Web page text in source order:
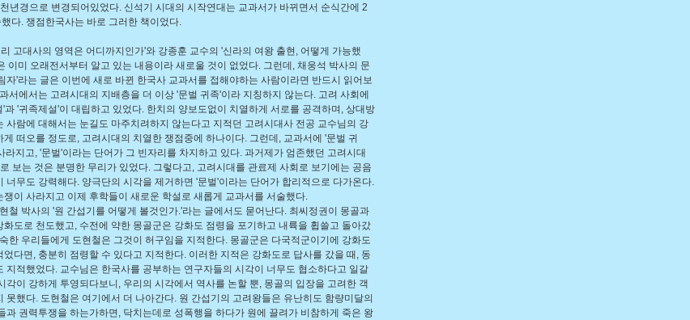
년경으로 변경되어있었다. 신석기 시대의 시작연대는 교과서가 바뀌면서 순식간에 2
다. 쟁점한국사는 바로 그러한 책이었다.
고대사의 영역은 어디까지인가'와 강종훈 교수의 '신라의 여왕 출현, 어떻게 가능했
이미 오래전서부터 알고 있는 내용이라 새로울 것이 없었다. 그런데, 채웅석 박사의 문
자'라는 글은 이번에 새로 바뀐 한국사 교과서를 접해야하는 사람이라면 반드시 읽어보
서에서는 고려시대의 지배층을 더 이상 '문벌 귀족'이라 지칭하지 않는다. 고려 사회에
과 '귀족제설'이 대립하고 있었다. 한치의 양보도없이 치열하게 서로를 공격하며, 상대방
사람에 대해서는 눈길도 마주치려하지 않는다고 지적던 고려시대사 전공 교수님의 강
게 떠오를 정도로, 고려시대의 치열한 쟁점중에 하나이다. 그런데, 교과서에 '문벌 귀
라지고, '문벌'이라는 단어가 그 빈자리를 차지하고 있다. 과거제가 엄존했던 고려시대
보는 것은 분명한 무리가 있었다. 그렇다고, 고려시대를 관료제 사회로 보기에는 공음
너무도 강력해다. 양극단의 시각을 제거하면 '문벌'이라는 단어가 합리적으로 다가온다.
쟁이 사라지고 이제 후학들이 새로운 학설로 새롭게 교과서를 서술했다.
철 박사의 '원 간섭기를 어떻게 볼것인가.'라는 글에서도 묻어난다. 최씨정권이 몽골과
화도로 천도했고, 수전에 약한 몽골군은 강화도 점령을 포기하고 내륙을 휩쓸고 돌아갔
한 우리들에게 도현철은 그것이 허구임을 지적한다. 몽골군은 다국적군이기에 강화도
었다면, 충분히 점령할 수 있다고 지적한다. 이러한 지적은 강화도로 답사를 갔을 때, 동
지적했었다. 교수님은 한국사를 공부하는 연구자들의 시각이 너무도 협소하다고 일갈
각이 강하게 투영되다보니, 우리의 시각에서 역사를 논할 뿐, 몽골의 입장을 고려한 객
못했다. 도현철은 여기에서 더 나아간다. 원 간섭기의 고려왕들은 유난히도 함량미달의
과 권력투쟁을 하는가하면, 닥치는데로 성폭행을 하다가 원에 끌려가 비참하게 죽은 왕